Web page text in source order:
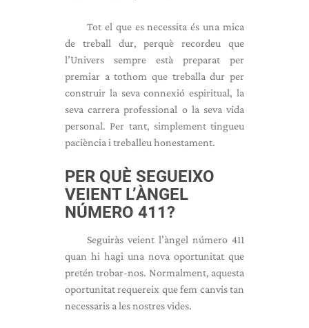
Tot el que es necessita és una mica
de treball dur, perquè recordeu que
l’Univers sempre està preparat per
premiar a tothom que treballa dur per
construir la seva connexió espiritual, la
seva carrera professional o la seva vida
personal. Per tant, simplement tingueu
paciència i treballeu honestament.
PER QUÈ SEGUEIXO
VEIENT L’ÀNGEL
NÚMERO 411?
Seguiràs veient l’àngel número 411
quan hi hagi una nova oportunitat que
pretén trobar-nos. Normalment, aquesta
oportunitat requereix que fem canvis tan
necessaris a les nostres vides.